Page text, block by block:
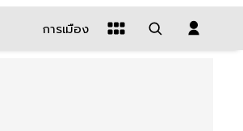
การเมือง